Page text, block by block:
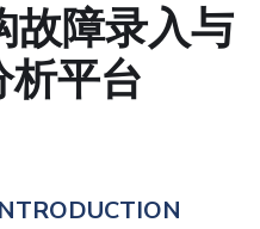
故障录入与
析平台